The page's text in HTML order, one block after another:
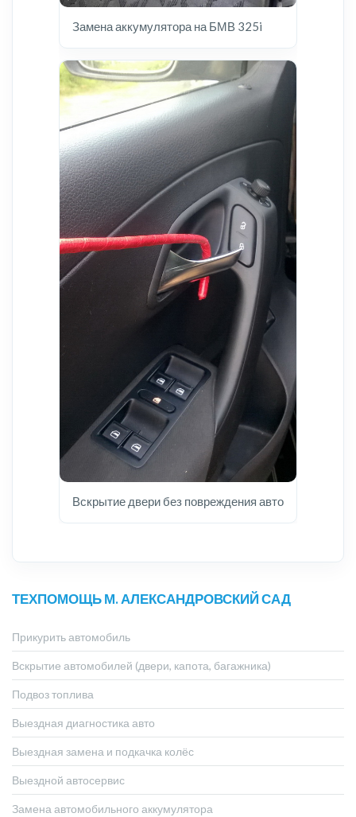
Замена аккумулятора на БМВ 325i
Вскрытие двери без повреждения авто
ТЕХПОМОЩЬ М. АЛЕКСАНДРОВСКИЙ САД
Прикурить автомобиль
Вскрытие автомобилей (двери, капота, багажника)
Подвоз топлива
Выездная диагностика авто
Выездная замена и подкачка колёс
Выездной автосервис
Замена автомобильного аккумулятора